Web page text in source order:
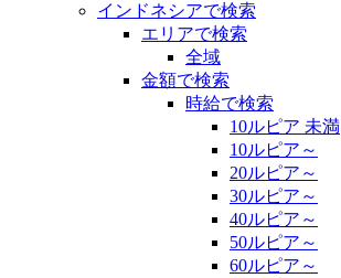
インドネシアで検索
エリアで検索
全域
金額で検索
時給で検索
10ルピア 未満
10ルピア～
20ルピア～
30ルピア～
40ルピア～
50ルピア～
60ルピア～